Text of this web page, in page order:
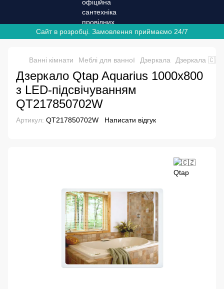
Сайт в розробці. Замовлення приймаємо 24/7
Ванні кімнати Меблі для ванної Дзеркала Дзеркала
Дзеркало Qtap Aquarius 1000х800
з LED-підсвічуванням
QT217850702W
Артикул: QT217850702W Написати відгук